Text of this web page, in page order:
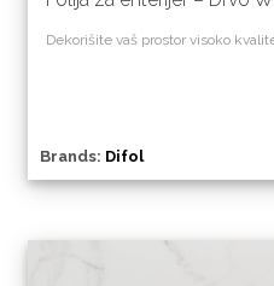
Dekorišite vaš prostor visoko
Brands: Difol